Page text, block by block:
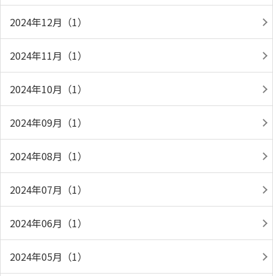
2024年12月（1）
2024年11月（1）
2024年10月（1）
2024年09月（1）
2024年08月（1）
2024年07月（1）
2024年06月（1）
2024年05月（1）